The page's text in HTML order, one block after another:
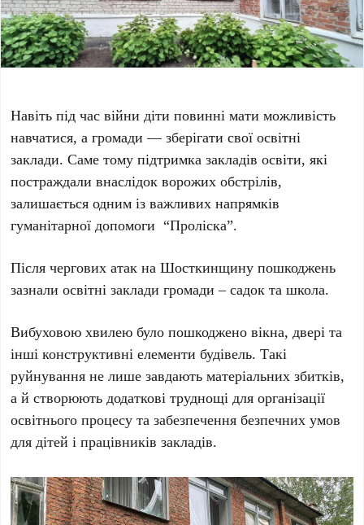
Навіть під час війни діти повинні мати можливість
навчатися, а громади — зберігати свої освітні
заклади. Саме тому підтримка закладів освіти, які
постраждали внаслідок ворожих обстрілів,
залишається одним із важливих напрямків
гуманітарної допомоги “Проліска”.
Після чергових атак на Шосткинщину пошкоджень
зазнали освітні заклади громади – садок та школа.
Вибуховою хвилею було пошкоджено вікна, двері та
інші конструктивні елементи будівель. Такі
руйнування не лише завдають матеріальних збитків,
а й створюють додаткові труднощі для організації
освітнього процесу та забезпечення безпечних умов
для дітей і працівників закладів.